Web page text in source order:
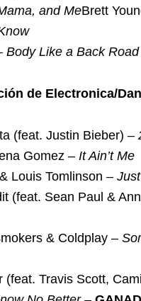
and MeBrett
Body Like a Back Road
de Electronica/
(feat. Justin Bieber) –
Gomez – It Ain’t Me
Louis Tomlinson –
(feat. Sean Paul &
& Coldplay –
(feat. Travis Scott,